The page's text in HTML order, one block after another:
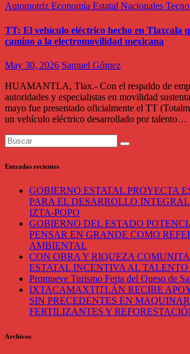
Automotriz Economía Estatal Nacionales
TT: El vehículo eléctrico hecho en Tlaxcala
camino a la electromovilidad mexicana
May 30, 2026 Samuel Gómez
HUAMANTLA, Tlax.- Con el respaldo de
autoridades y especialistas en movilidad
mayo fue presentado oficialmente el TT
un vehículo eléctrico desarrollado por talento…
Entradas recientes
GOBIERNO ESTATAL PROYECTA
PARA EL DESARROLLO
IZTA-POPO
GOBIERNO DEL ESTADO
PENSAR EN GRANDE COMO
AMBIENTAL
CON OBRA Y RIQUEZA
ESTATAL INCENTIVA AL
Promueve Turismo Feria del Queso de
IXTACAMAXTITLÁN RECIBE
SIN PRECEDENTES EN
FERTILIZANTES Y
Archivos